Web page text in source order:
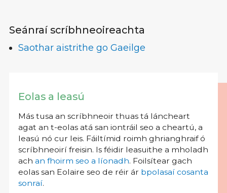
Seánraí scríbhneoireachta
Saothar aistrithe go Gaeilge
Eolas a leasú
Más tusa an scríbhneoir thuas tá láncheart
agat an t-eolas atá san iontráil seo a cheartú, a
leasú nó cur leis. Fáiltímid roimh ghrianghraif ó
scríbhneoirí freisin. Is féidir leasuithe a mholadh
ach an fhoirm seo a líonadh. Foilsítear gach
eolas san Eolaire seo de réir ár bpolasaí cosanta
sonraí.